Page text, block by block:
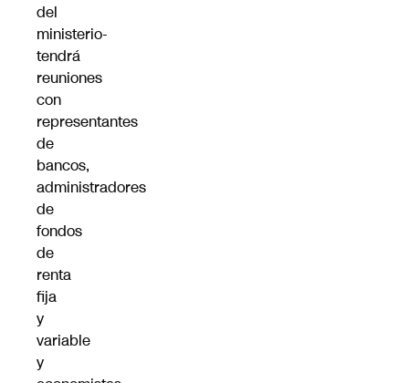
del
ministerio-
tendrá
reuniones
con
representantes
de
bancos,
administradores
de
fondos
de
renta
fija
y
variable
y